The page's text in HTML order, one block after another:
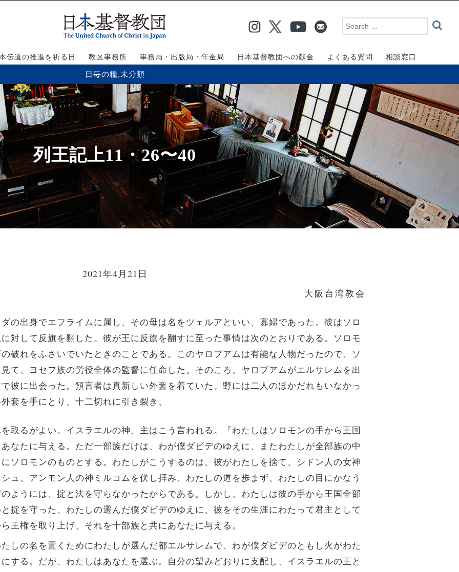
伝道の推進を祈る日 教区事務所 事務局・出版局・年金局 日本基督教団への献金 よくある質問 相談窓口
日毎の糧,未分類
列王記上11・26〜40
2021年4月21日
大阪台湾教会
の出身でエフライムに属し、その母は名をツェルアといい、寡婦であった。彼はソロ
対して反旗を翻した。彼が王に反旗を翻すに至った事情は次のとおりである。ソロモ
破れをふさいでいたときのことである。このヤロブアムは有能な人物だったので、ソ
て、ヨセフ族の労役全体の監督に任命した。そのころ、ヤロブアムがエルサレムを出
彼に出会った。預言者は真新しい外套を着ていた。野には二人のほかだれもいなかっ
套を手にとり、十二切れに引き裂き、
取るがよい。イスラエルの神、主はこう言われる。『わたしはソロモンの手から王国
なたに与える。ただ一部族だけは、わが僕ダビデのゆえに、またわたしが全部族の中
ソロモンのものとする。わたしがこうするのは、彼がわたしを捨て、シドン人の女神
ュ、アンモン人の神ミルコムを伏し拝み、わたしの道を歩まず、わたしの目にかなう
ようには、掟と法を守らなかったからである。しかし、わたしは彼の手から王国全部
掟を守った、わたしの選んだ僕ダビデのゆえに、彼をその生涯にわたって君主として
王権を取り上げ、それを十部族と共にあなたに与える。
しの名を置くためにわたしが選んだ都エルサレムで、わが僕ダビデのともし火がわた
する。だが、わたしはあなたを選ぶ。自分の望みどおりに支配し、イスラエルの王と